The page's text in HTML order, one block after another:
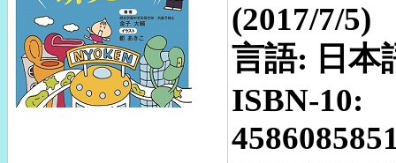
(2017/7/5)
言語: 日本
ISBN-10: